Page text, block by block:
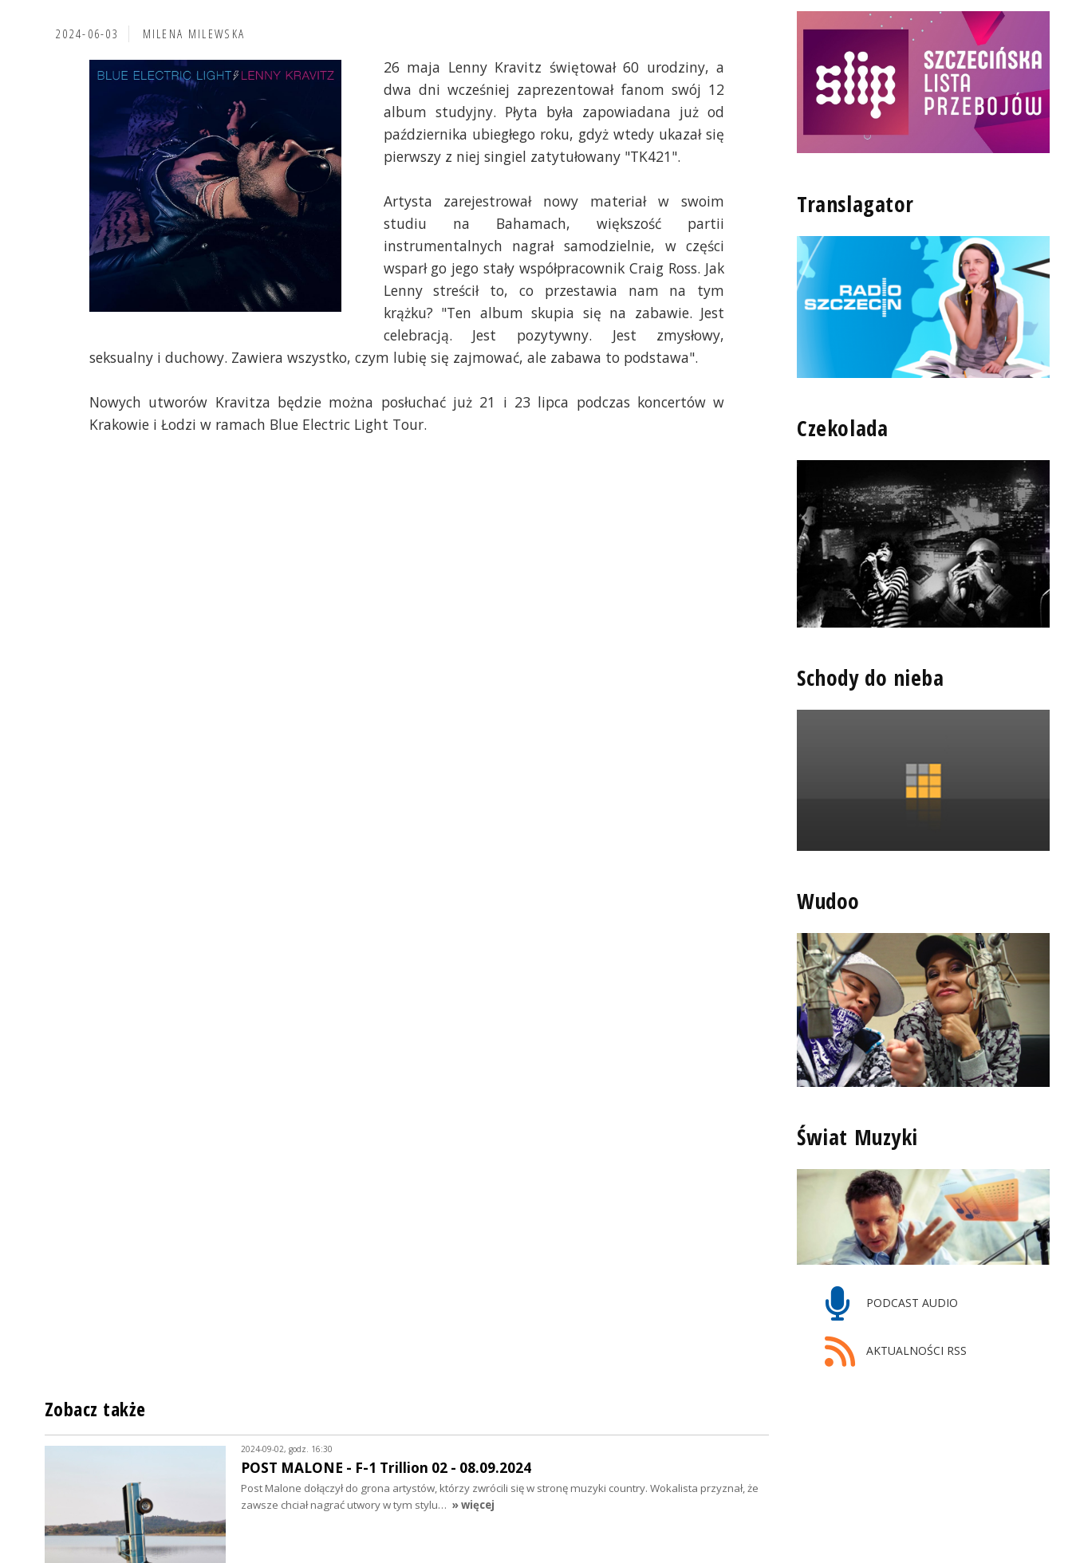
2024-06-03 MILENA MILEWSKA
26 maja Lenny Kravitz świętował 60 urodziny, a
dwa dni wcześniej zaprezentował fanom swój 12
album studyjny. Płyta była zapowiadana już od
października ubiegłego roku, gdyż wtedy ukazał się
pierwszy z niej singiel zatytułowany "TK421".
Artysta zarejestrował nowy materiał w swoim
studiu na Bahamach, większość partii
instrumentalnych nagrał samodzielnie, w części
wsparł go jego stały współpracownik Craig Ross. Jak
Lenny streścił to, co przestawia nam na tym
krążku? "Ten album skupia się na zabawie. Jest
celebracją. Jest pozytywny. Jest zmysłowy,
seksualny i duchowy. Zawiera wszystko, czym lubię się zajmować, ale zabawa to podstawa".
Nowych utworów Kravitza będzie można posłuchać już 21 i 23 lipca podczas koncertów w
Krakowie i Łodzi w ramach Blue Electric Light Tour.
Translagator
Czekolada
Schody do nieba
Wudoo
Świat Muzyki
PODCAST AUDIO
AKTUALNOŚCI RSS
Zobacz także
2024-09-02, godz. 16:30
POST MALONE - F-1 Trillion 02 - 08.09.2024
Post Malone dołączył do grona artystów, którzy zwrócili się w stronę muzyki country. Wokalista przyznał, że
zawsze chciał nagrać utwory w tym stylu… » więcej